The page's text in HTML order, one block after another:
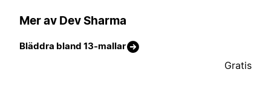
Mer av Dev Sharma
Bläddra bland 13-mallar
Gratis